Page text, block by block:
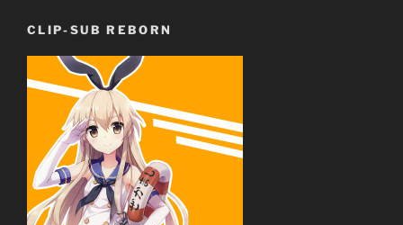
CLIP-SUB REBORN